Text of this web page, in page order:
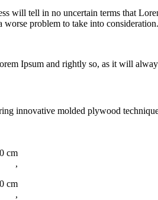
will tell in no uncertain terms that
worse problem to take into consideration.
Ipsum and rightly so, as it will
innovative molded plywood
cm
,
cm
,